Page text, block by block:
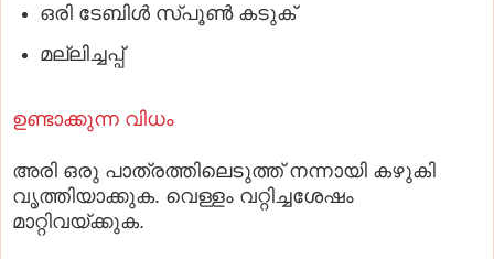
ഒരി ടേബിള്‍ സ്പൂണ്‍ കടുക്
മല്ലിച്ചപ്പ്
ഉണ്ടാക്കുന്ന വിധം
അരി ഒരു പാത്രത്തിലെടുത്ത് നന്നായി കഴുകി
വൃത്തിയാക്കുക. വെള്ളം വറ്റിച്ചശേഷം
മാറ്റിവയ്ക്കുക.